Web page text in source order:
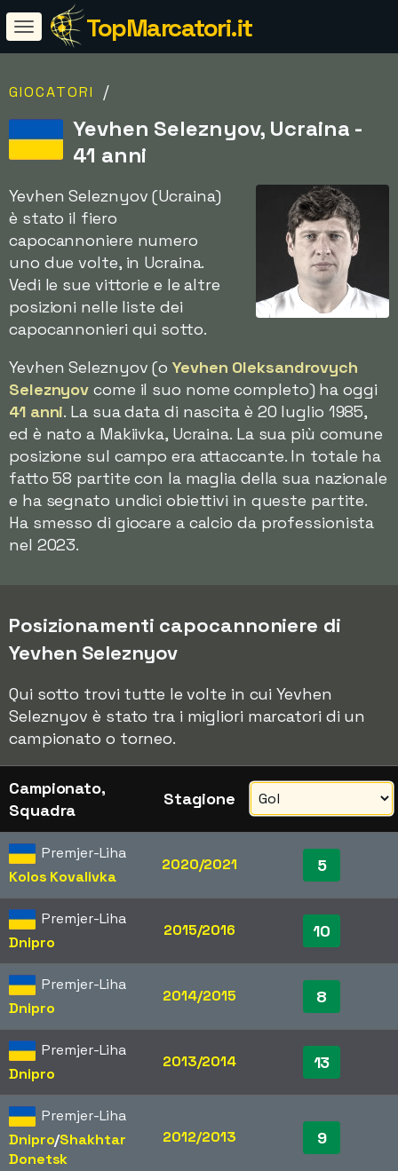
TopMarcatori.it
GIOCATORI /
Yevhen Seleznyov, Ucraina -
41 anni
Yevhen Seleznyov (Ucraina)
è stato il fiero
capocannoniere numero
uno due volte, in Ucraina.
Vedi le sue vittorie e le altre
posizioni nelle liste dei
capocannonieri qui sotto.
Yevhen Seleznyov (o Yevhen Oleksandrovych
Seleznyov come il suo nome completo) ha oggi
41 anni. La sua data di nascita è 20 luglio 1985,
ed è nato a Makiivka, Ucraina. La sua più comune
posizione sul campo era attaccante. In totale ha
fatto 58 partite con la maglia della sua nazionale
e ha segnato undici obiettivi in queste partite.
Ha smesso di giocare a calcio da professionista
nel 2023.
Posizionamenti capocannoniere di
Yevhen Seleznyov
Qui sotto trovi tutte le volte in cui Yevhen
Seleznyov è stato tra i migliori marcatori di un
campionato o torneo.
Campionato,
Squadra
Stagione
Premjer-Liha
Kolos Kovalivka
2020/2021 5
Premjer-Liha
Dnipro
2015/2016 10
Premjer-Liha
Dnipro
2014/2015 8
Premjer-Liha
Dnipro
2013/2014 13
Premjer-Liha
Dnipro/​Shakhtar
Donetsk
2012/2013 9